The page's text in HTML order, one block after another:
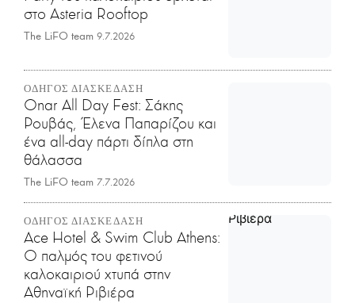
στο Asteria Rooftop
The LiFO team 9.7.2026
ΟΔΗΓΟΣ ΔΙΑΣΚΕΔΑΣΗ
Onar All Day Fest: Σάκης
Ρουβάς, Έλενα Παπαρίζου και
ένα all-day πάρτι δίπλα στη
θάλασσα
The LiFO team 7.7.2026
ΟΔΗΓΟΣ ΔΙΑΣΚΕΔΑΣΗ
Ace Hotel & Swim Club Athens:
Ο παλμός του φετινού
καλοκαιριού χτυπά στην
Αθηναϊκή Ριβιέρα